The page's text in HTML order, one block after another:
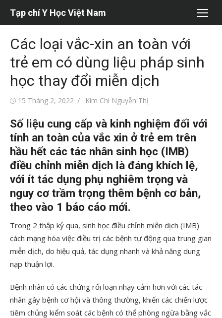
dung
Tạp chí Y Học Việt Nam
Các loại vắc-xin an toàn với
trẻ em có dùng liệu pháp sinh
học thay đổi miễn dịch
Đăng15 Tháng 2, 2022
Tác
Kim Chi Nguyễn Thị
Số liệu cung cấp và kinh nghiệm đối với
tính an toàn của vắc xin ở trẻ em trên
hầu hết các tác nhân sinh học (IMB)
điều chỉnh miễn dịch là đáng khích lệ,
với ít tác dụng phụ nghiêm trọng và
nguy cơ trầm trọng thêm bệnh cơ bản,
theo vào 1 báo cáo mới.
Trong 2 thập kỷ qua, sinh học điều chỉnh miễn dịch (IMB)
cách mạng hóa việc điều trị các bệnh tự động qua trung gian
miễn dịch, do hiệu quả, tác dụng nhanh và khả năng dung
nạp thuận lợi.
Bệnh nhân có các chứng rối loạn nhạy cảm hơn với các tác
nhân gây bệnh cơ hội và thông thường, khiến các chiến lược
tiêm chủng kiểm soát các bệnh có thể phòng ngừa bằng vắc